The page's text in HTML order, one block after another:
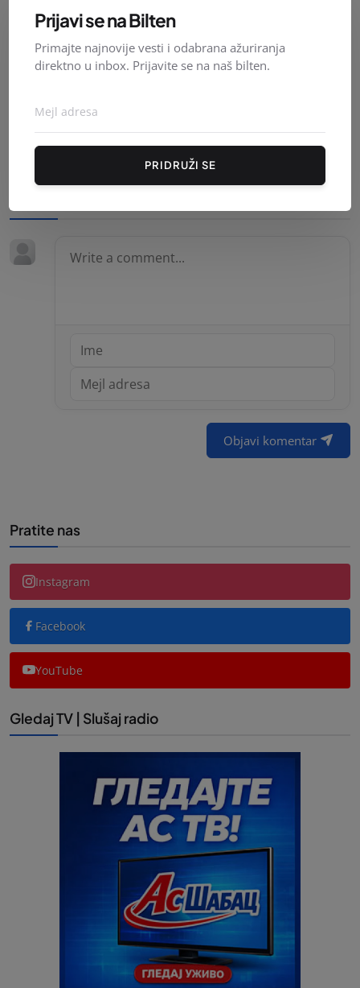
Od 17. avgusta 18 lekova na teret države
RedakcijaAvgust 06, 2026 0 13
Objavi komentar
Pratite nas
Instagram
Facebook
YouTube
Gledaj TV | Slušaj radio
Prijavi se na Bilten
Primajte najnovije vesti i odabrana ažuriranja
direktno u inbox. Prijavite se na naš bilten.
PRIDRUŽI SE